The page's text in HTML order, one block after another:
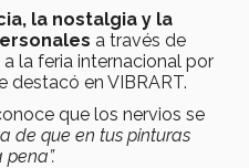
la nostalgia y la
a través de
la feria internacional por
destacó en VIBRART.
que los nervios se
de que en tus pinturas